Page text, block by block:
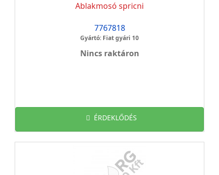
Ablakmosó spricni
7767818
Gyártó: Fiat gyári 10
Nincs raktáron
ÉRDEKLŐDÉS